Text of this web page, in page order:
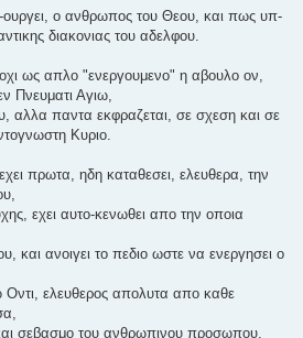
ουργει, ο ανθρωπος του Θεου, και πως υπ-
διακονιας του αδελφου.
ως απλο "ενεργουμενο" η αβουλο ον,
Πνευματι Αγιω,
αλλα παντα εκφραζεται, σε σχεση και σε
Κυριο.
πρωτα, ηδη καταθεσει, ελευθερα, την
εχει αυτο-κενωθει απο την οποια
και ανοιγει το πεδιο ωστε να ενεργησει ο
ελευθερος απολυτα απο καθε
σεβασμο του ανθρωπινου προσωπου,